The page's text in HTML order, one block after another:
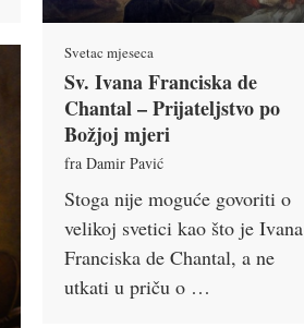
Svetac mjeseca
Sv. Ivana Franciska de
Chantal – Prijateljstvo po
Božjoj mjeri
fra Damir Pavić
Stoga nije moguće govoriti o
velikoj svetici kao što je Ivana
Franciska de Chantal, a ne
utkati u priču o …